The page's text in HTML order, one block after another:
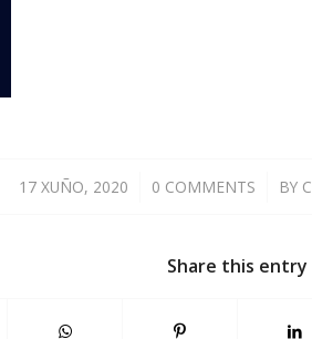
17 XUÑO, 2020
/ 0 COMMENTS
/ BY
Share this entry